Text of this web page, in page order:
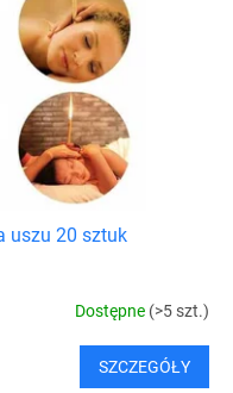
uszu 20 sztuk
Dostępne (>5 szt.)
SZCZEGÓŁY